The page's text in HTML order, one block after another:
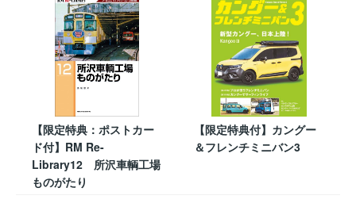
【限定特典：ポストカー
ド付】RM Re-
Library12 所沢車輌工場
ものがたり
【限定特典付】カングー
＆フレンチミニバン3